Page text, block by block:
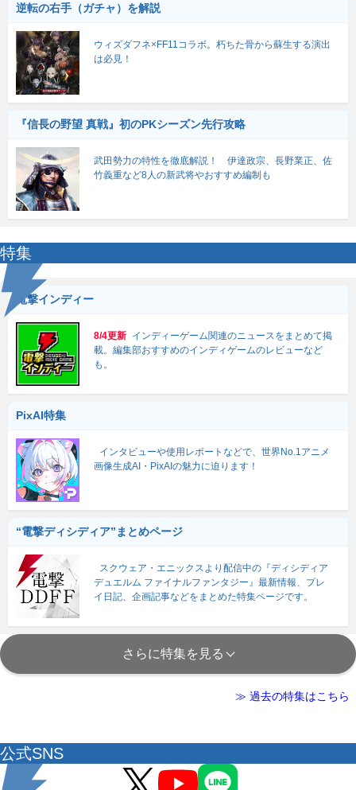
逆転の右手（ガチャ）を解説
ウィズダフネ×FF11コラボ。朽ちた骨から蘇生する演出
は必見！
『信長の野望 真戦』初のPKシーズン先行攻略
武田勢力の特性を徹底解説！ 伊達政宗、長野業正、佐
竹義重など8人の新武将やおすすめ編制も
特集
電撃インディー
8/4更新 インディーゲーム関連のニュースをまとめて掲
載。編集部おすすめのインディゲームのレビューなど
も。
PixAI特集
インタビューや使用レポートなどで、世界No.1アニメ
画像生成AI・PixAIの魅力に迫ります！
“電撃ディシディア”まとめページ
スクウェア・エニックスより配信中の『ディシディア
デュエルム ファイナルファンタジー』最新情報、プレ
イ日記、企画記事などをまとめた特集ページです。
さらに特集を見る
≫ 過去の特集はこちら
公式SNS